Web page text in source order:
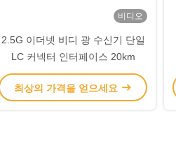
비디오
2.5G 이더넷 비디 광 수신기 단일
LC 커넥터 인터페이스 20km
최상의 가격을 얻으세요